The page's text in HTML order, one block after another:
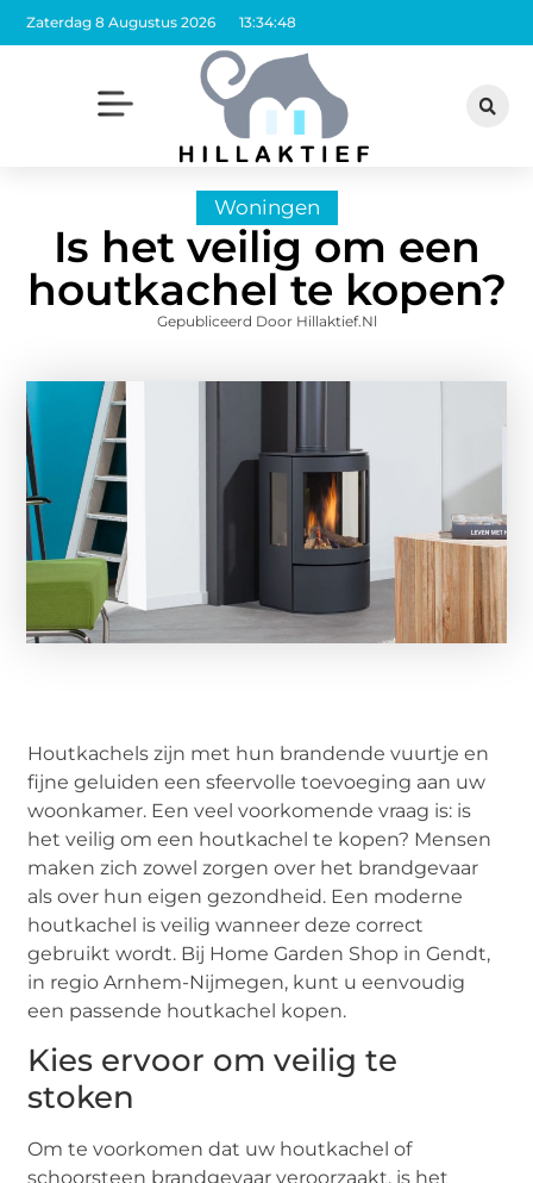
Zaterdag 8 Augustus 2026 13:34:50
Woningen
Is het veilig om een
houtkachel te kopen?
Gepubliceerd Door Hillaktief.nl
Houtkachels zijn met hun brandende vuurtje en
fijne geluiden een sfeervolle toevoeging aan uw
woonkamer. Een veel voorkomende vraag is: is
het veilig om een houtkachel te kopen? Mensen
maken zich zowel zorgen over het brandgevaar
als over hun eigen gezondheid. Een moderne
houtkachel is veilig wanneer deze correct
gebruikt wordt. Bij Home Garden Shop in Gendt,
in regio Arnhem-Nijmegen, kunt u eenvoudig
een passende houtkachel kopen.
Kies ervoor om veilig te
stoken
Om te voorkomen dat uw houtkachel of
schoorsteen brandgevaar veroorzaakt, is het